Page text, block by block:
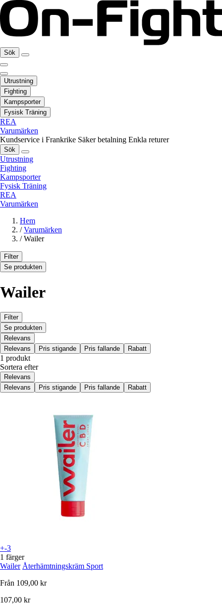
Sök
Utrustning
Fighting
Kampsporter
Fysisk Träning
REA
Varumärken
Kundservice i Frankrike Säker betalning Enkla returer
Sök
Utrustning
Fighting
Kampsporter
Fysisk Träning
REA
Varumärken
Hem
/ Varumärken
/ Wailer
Filter
Se produkten
Wailer
Filter
Se produkten
Relevans
Relevans
Pris stigande Pris fallande Rabatt
1 produkt
Sortera efter
Relevans
Relevans
Pris stigande Pris fallande Rabatt
+-3
1 färger
Wailer Återhämtningskräm Sport
Från 109,00 kr
107,00 kr